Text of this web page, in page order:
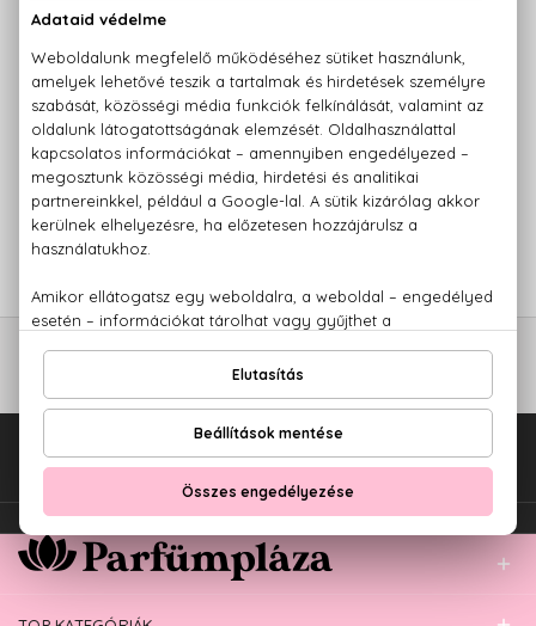
AKCIÓ ÚJDONSÁG
KATE SPADE NEW YORK
Bloom
Eau De Toilette
11.140 Ft -tól
KATE SPADE NEW YORK
Kate Spade New York
Eau De Parfum
Fel az oldal tetejére!